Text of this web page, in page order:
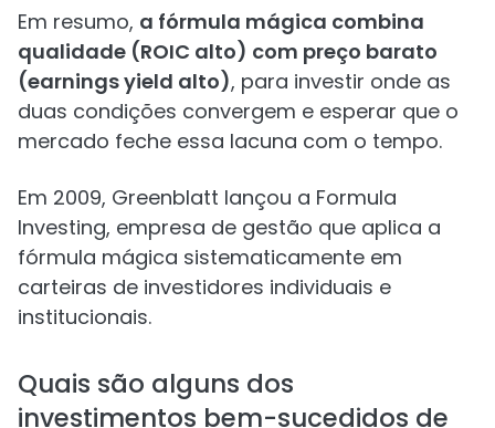
Em resumo, a fórmula mágica combina
qualidade (ROIC alto) com preço barato
(earnings yield alto), para investir onde as
duas condições convergem e esperar que o
mercado feche essa lacuna com o tempo.
Em 2009, Greenblatt lançou a Formula
Investing, empresa de gestão que aplica a
fórmula mágica sistematicamente em
carteiras de investidores individuais e
institucionais.
Quais são alguns dos
investimentos bem-sucedidos de